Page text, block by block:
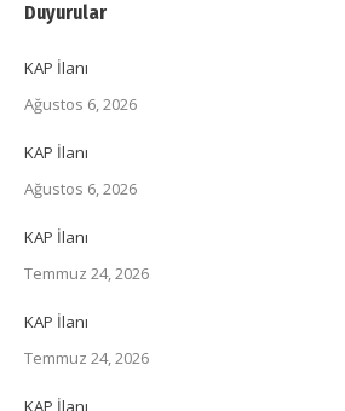
Duyurular
KAP İlanı
Ağustos 6, 2026
KAP İlanı
Ağustos 6, 2026
KAP İlanı
Temmuz 24, 2026
KAP İlanı
Temmuz 24, 2026
KAP İlanı